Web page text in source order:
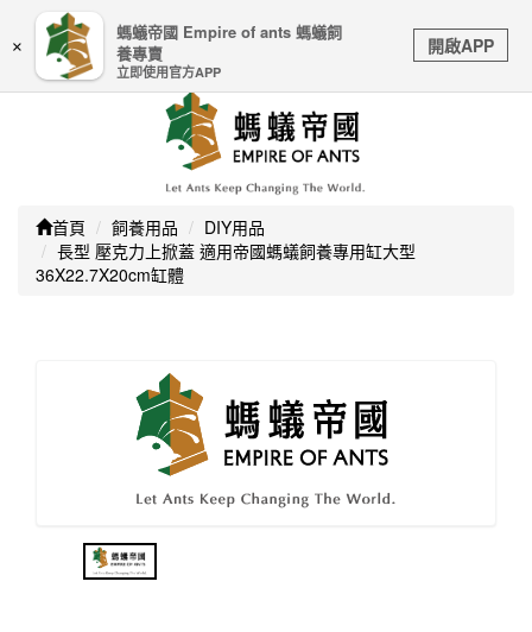
嚴防詐騙｜本公司不會透過任何名義要求核對購物資訊、
銀行帳戶或信用卡等個人資訊，如接到請立即掛斷或撥打
Toggle
navigation
首頁 飼養用品
DIY用品
長型 壓克力上掀蓋 適用帝國螞蟻飼養專用缸大型
36X22.7X20cm缸體
×
螞蟻帝國 Empire of ants 螞蟻飼
養專賣
立即使用官方APP
開啟APP